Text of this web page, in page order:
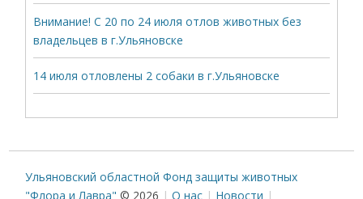
Внимание! С 20 по 24 июля отлов животных без
владельцев в г.Ульяновске
14 июля отловлены 2 собаки в г.Ульяновске
Ульяновский областной Фонд защиты животных
"Флора и Лавра" © 2026 О нас Новости